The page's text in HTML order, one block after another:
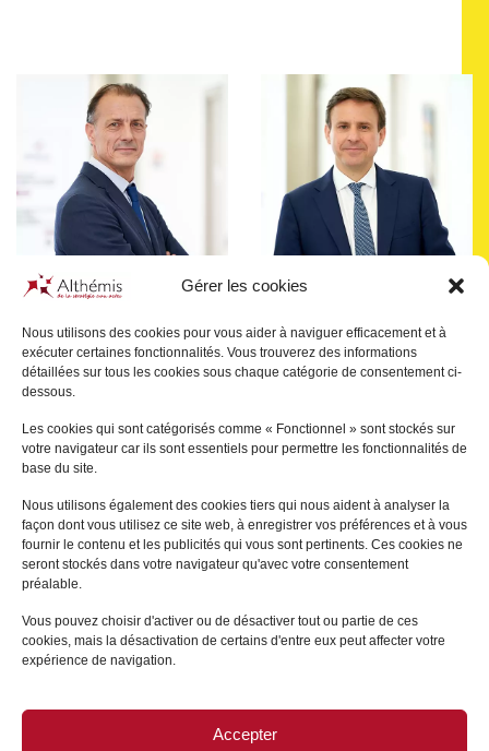
Gérer les cookies
Nous utilisons des cookies pour vous aider à naviguer efficacement et à
exécuter certaines fonctionnalités. Vous trouverez des informations
détaillées sur tous les cookies sous chaque catégorie de consentement ci-
dessous.
Les cookies qui sont catégorisés comme « Fonctionnel » sont stockés sur
votre navigateur car ils sont essentiels pour permettre les fonctionnalités de
base du site.
Nous utilisons également des cookies tiers qui nous aident à analyser la
façon dont vous utilisez ce site web, à enregistrer vos préférences et à vous
fournir le contenu et les publicités qui vous sont pertinents. Ces cookies ne
seront stockés dans votre navigateur qu'avec votre consentement
préalable.
Vous pouvez choisir d'activer ou de désactiver tout ou partie de ces
cookies, mais la désactivation de certains d'entre eux peut affecter votre
expérience de navigation.
Accepter
PascalJULIEN SAINT-
AMAND
PARIS
BertrandSAVOURÉ
+